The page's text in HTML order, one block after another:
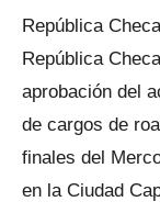
República
República
aprobación del
de cargos de
finales del
en la Ciudad